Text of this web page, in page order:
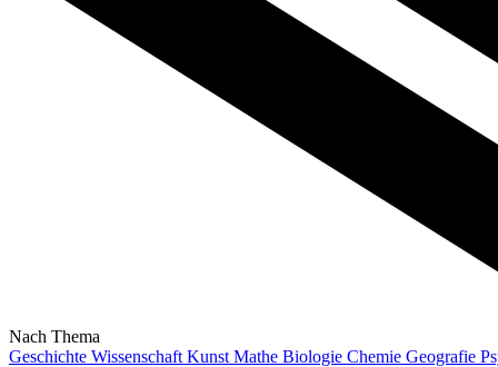
Nach Thema
Geschichte Wissenschaft Kunst Mathe Biologie Chemie Geografie